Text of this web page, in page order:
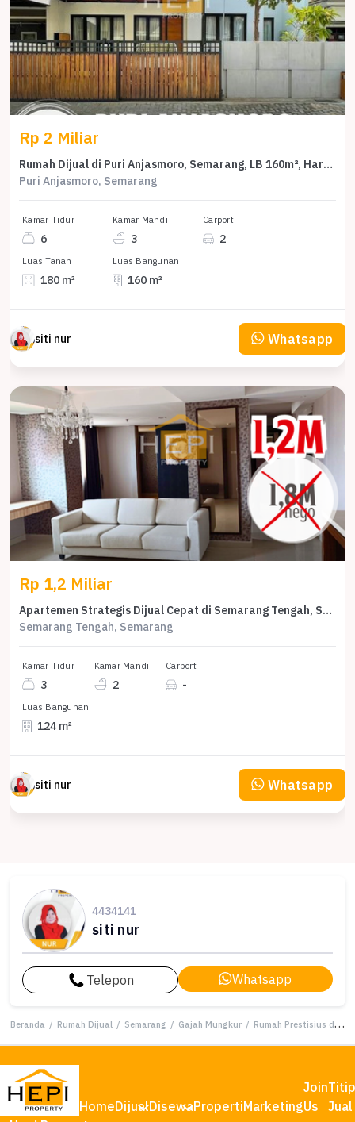
Rp 2 Miliar
Rumah Dijual di Puri Anjasmoro, Semarang, LB 160m², Harga Terbaik!
Puri Anjasmoro, Semarang
Kamar Tidur
6
Kamar Mandi
3
Carport
2
Luas Tanah
180 m²
Luas Bangunan
160 m²
siti nur Whatsapp
Rp 1,2 Miliar
Apartemen Strategis Dijual Cepat di Semarang Tengah, Semarang, Harga Menarik!
Semarang Tengah, Semarang
Kamar Tidur
3
Kamar Mandi
2
Carport
-
Luas Bangunan
124 m²
siti nur Whatsapp
4434141
siti nur
Telepon Whatsapp
Beranda / Rumah Dijual / Semarang / Gajah Mungkur / Rumah Prestisius di Kawasan Gajah Mungkur, Semarang, LB 1206m², Harga 22 Miliar
HomeDijualDisewaPropertiMarketing
Join
Us
Jual